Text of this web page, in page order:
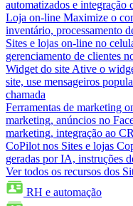
automatizados e
Loja on-line Maximize o
inventário, processamento
Sites e lojas on-line no
gerenciamento de clientes
Widget do site Ative o
site, use mensageiros
chamada
Ferramentas de marketing
marketing, anúncios no
marketing, integração ao
CoPilot nos Sites e lojas
geradas por IA, instruções
Ver todos os recursos dos
RH e automação